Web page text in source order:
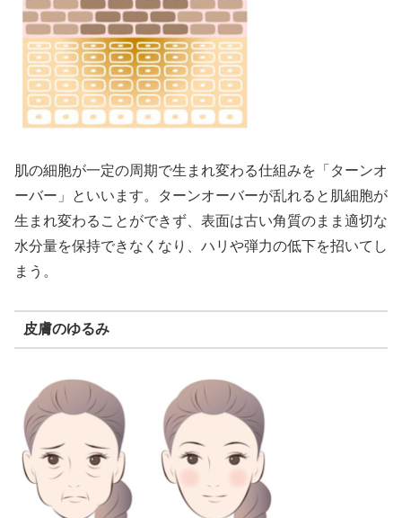
肌の細胞が一定の周期で生まれ変わる仕組みを「ターンオ
ーバー」といいます。ターンオーバーが乱れると肌細胞が
生まれ変わることができず、表面は古い角質のまま適切な
水分量を保持できなくなり、ハリや弾力の低下を招いてし
まう。
皮膚のゆるみ